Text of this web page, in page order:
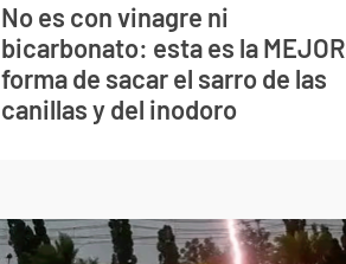
No es con vinagre ni
bicarbonato: esta es la MEJOR
forma de sacar el sarro de las
canillas y del inodoro